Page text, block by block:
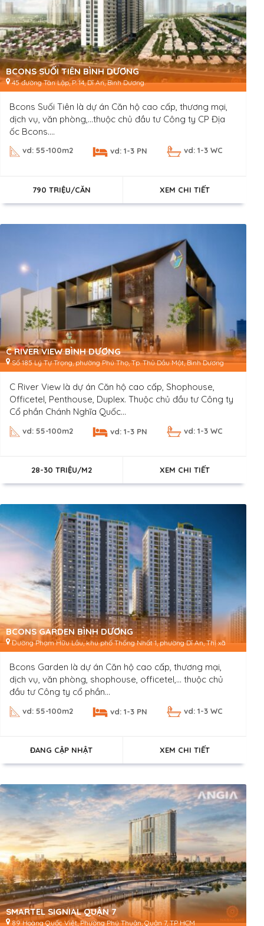
BCONS SUỐI TIÊN BÌNH DƯƠNG
45 đường Tân Lập, P. 14, Dĩ An, Bình Dương.
Bcons Suối Tiên là dự án Căn hộ cao cấp, thương mại,
dịch vụ, văn phòng,…thuộc chủ đầu tư Công ty CP Địa
ốc Bcons....
vd: 55-100m2 vd: 1-3 PN vd: 1-3 WC
790 TRIỆU/CĂN XEM CHI TIẾT
C RIVER VIEW BÌNH DƯƠNG
Số 185 Lý Tự Trọng, phường Phú Thọ, Tp. Thủ Dầu Một, Bình Dương
C River View là dự án Căn hộ cao cấp, Shophouse,
Officetel, Penthouse, Duplex. Thuộc chủ đầu tư Công ty
Cổ phần Chánh Nghĩa Quốc...
vd: 55-100m2 vd: 1-3 PN vd: 1-3 WC
28-30 TRIỆU/M2 XEM CHI TIẾT
BCONS GARDEN BÌNH DƯƠNG
Đường Phạm Hữu Lầu, khu phố Thống Nhất 1, phường Dĩ An, Thị xã
Dĩ An, tỉnh Bình Dương
Bcons Garden là dự án Căn hộ cao cấp, thương mại,
dịch vụ, văn phòng, shophouse, officetel,… thuộc chủ
đầu tư Công ty cổ phần...
vd: 55-100m2 vd: 1-3 PN vd: 1-3 WC
ĐANG CẬP NHẬT XEM CHI TIẾT
SMARTEL SIGNIAL QUẬN 7
89 Hoàng Quốc Việt, Phường Phú Thuận, Quận 7, TP HCM